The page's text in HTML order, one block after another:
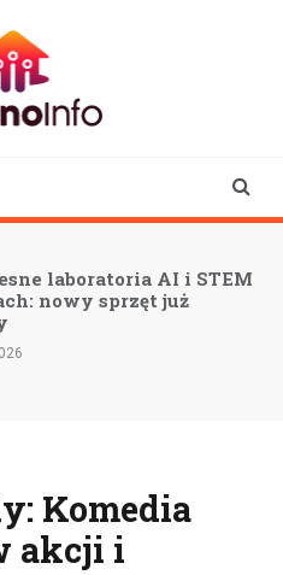
AI i STEM
sprzęt już
Komedia
akcji i